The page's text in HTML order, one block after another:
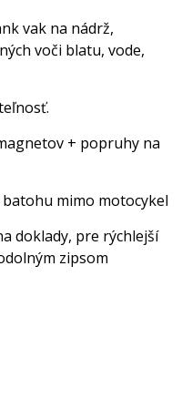
vak na nádrž,
voči blatu, vode,
+ popruhy na
mimo motocykel
doklady, pre rýchlejší
zipsom